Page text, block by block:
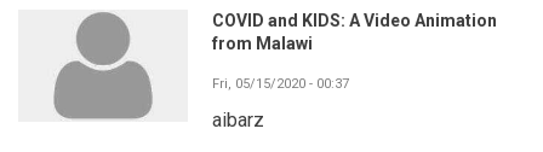
COVID and KIDS: A Video Animation
from Malawi
Fri, 05/15/2020 - 00:37
aibarz